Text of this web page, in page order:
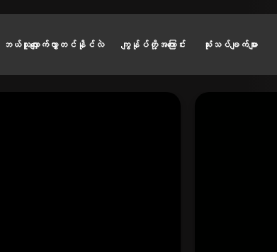
ဘယ်သူလျှောက်လွှာတင်နိုင်လဲ ကျွန်ုပ်တို့အကြောင်း သုံးသပ်ချက်များ